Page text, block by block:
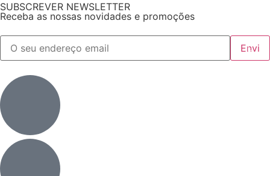
SUBSCREVER NEWSLETTER
Receba as nossas novidades e promoções